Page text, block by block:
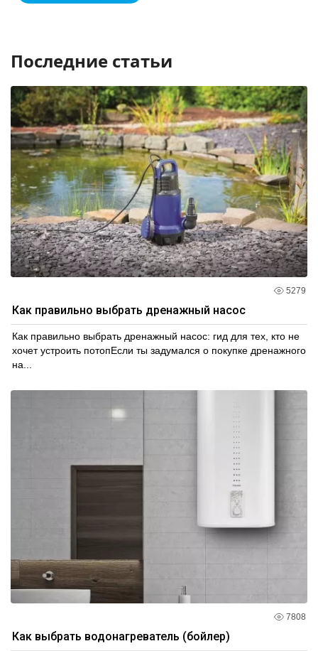
Последние статьи
5279
Как правильно выбрать дренажный насос
Как правильно выбрать дренажный насос: гид для тех, кто не
хочет устроить потопЕсли ты задумался о покупке дренажного
на...
7808
Как выбрать водонагреватель (бойлер)